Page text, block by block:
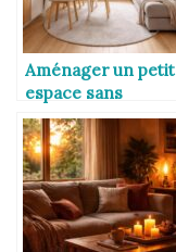
Aménager un petit
espace sans
l’encombrer